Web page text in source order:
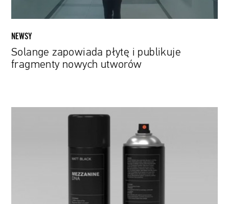
NEWSY
Solange zapowiada płytę i publikuje
fragmenty nowych utworów